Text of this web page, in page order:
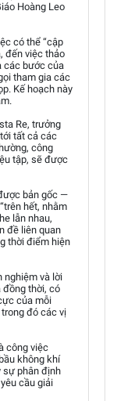
Hoàng Leo
có thể “cập
đến việc thảo
các bước của
tham gia các
Kế hoạch này
Re, trưởng
tất cả các
công
tập, sẽ được
bản gốc —
hết, nhằm
lẫn nhau,
đề liên quan
thời điểm hiện
nghiệm và lời
đồng thời, có
của mỗi
đó các vị
công việc
không khí
sự phân định
cầu giải